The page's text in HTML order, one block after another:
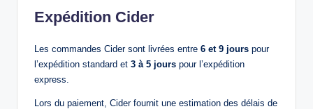
Expédition Cider
Les commandes Cider sont livrées entre 6 et 9 jours pour
l’expédition standard et 3 à 5 jours pour l’expédition
express.
Lors du paiement, Cider fournit une estimation des délais de